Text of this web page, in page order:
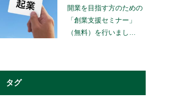
開業を目指す方のための
「創業支援セミナー」
（無料）を行いまし…
タグ